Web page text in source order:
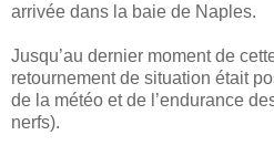
arrivée dans la baie de Naples.
Jusqu’au dernier moment de
retournement de situation était
de la météo et de l’endurance
nerfs).